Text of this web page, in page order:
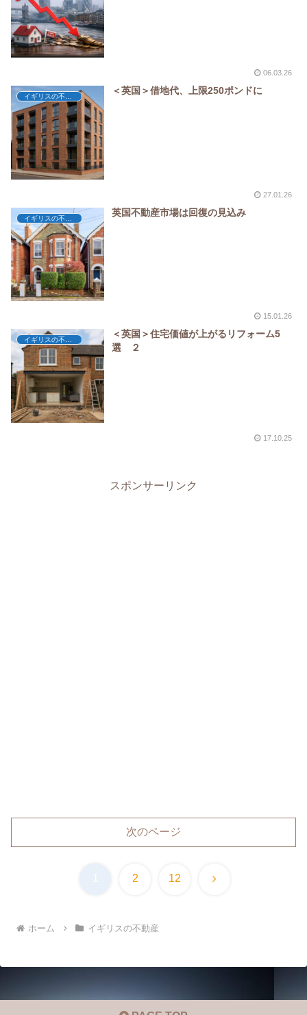
06.03.26
イギリスの不動産
＜英国＞借地代、上限250ポンドに
27.01.26
英国不動産市場は回復の見込み
15.01.26
イギリスの不動産
＜英国＞住宅価値が上がるリフォーム5
選 ２
17.10.25
スポンサーリンク
次のページ
2 12 次
ホーム イギリスの不動産